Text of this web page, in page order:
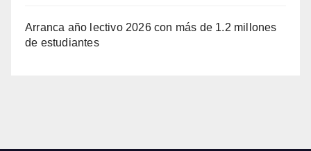
Arranca año lectivo 2026 con más de 1.2 millones
de estudiantes